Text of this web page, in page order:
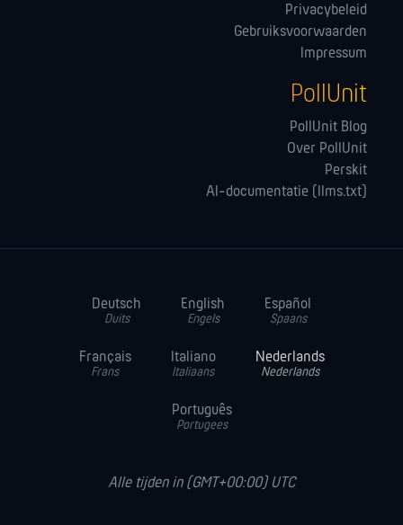
Privacybeleid
Gebruiksvoorwaarden
Impressum
PollUnit
PollUnit Blog
Over PollUnit
Perskit
AI-documentatie (llms.txt)
Deutsch
Duits
English
Engels
Español
Spaans
Français
Frans
Italiano
Italiaans
Nederlands
Nederlands
Português
Portugees
Alle tijden in (GMT+00:00) UTC